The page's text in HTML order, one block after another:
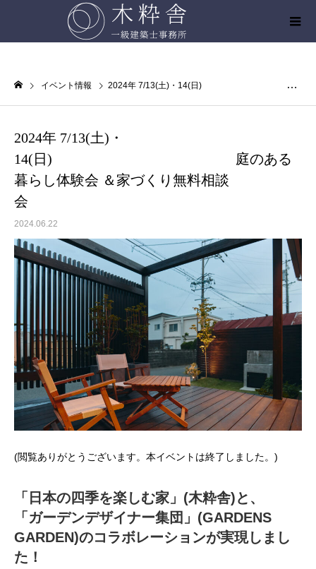
イベント情報 2024年 7/13(土)・14(日) 庭のある暮らし体験会 ＆家づくり無料相談会
2024年 7/13(土)・
14(日) 庭のある
暮らし体験会 ＆家づくり無料相談
会
2024.06.22
(閲覧ありがとうございます。本イベントは終了しました。)
「日本の四季を楽しむ家」(木粋舎)と、
「ガーデンデザイナー集団」(GARDENS
GARDEN)のコラボレーションが実現しまし
た！